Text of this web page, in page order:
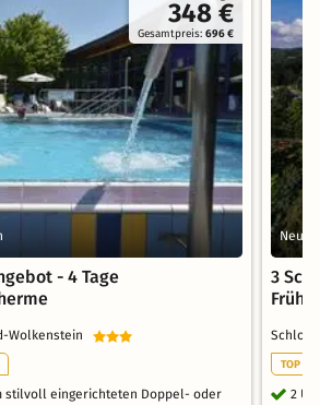
348 €
Gesamtpreis:696 €
- 4 Tage
Wolkenstein
stilvoll eingerichteten Doppel- oder
3
TOP
2